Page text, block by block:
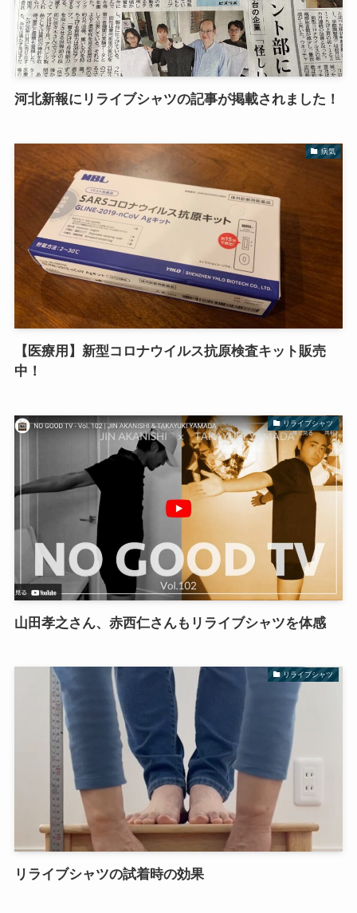
河北新報にリライブシャツの記事が掲載されました！
病気
【医療用】新型コロナウイルス抗原検査キット販売
中！
リライブシャツ
山田孝之さん、赤西仁さんもリライブシャツを体感
リライブシャツ
リライブシャツの試着時の効果